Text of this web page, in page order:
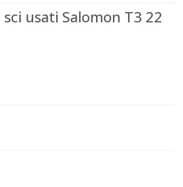
usati Salomon T3 22